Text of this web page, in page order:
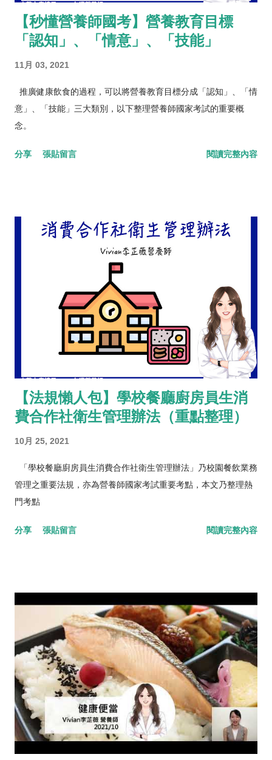
【秒懂營養師國考】營養教育目標
「認知」、「情意」、「技能」
11月 03, 2021
推廣健康飲食的過程，可以將營養教育目標分成「認知」、「情
意」、「技能」三大類別，以下整理營養師國家考試的重要概
念。
分享 張貼留言 閱讀完整內容
【法規懶人包】學校餐廳廚房員生消
費合作社衛生管理辦法（重點整理）
10月 25, 2021
「學校餐廳廚房員生消費合作社衛生管理辦法」乃校園餐飲業務
管理之重要法規，亦為營養師國家考試重要考點，本文乃整理熱
門考點
分享 張貼留言 閱讀完整內容